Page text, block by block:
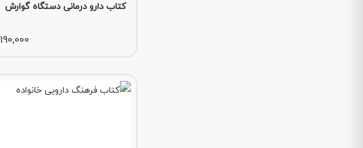
کتاب دارو درمانی دستگاه گوارش
190,000